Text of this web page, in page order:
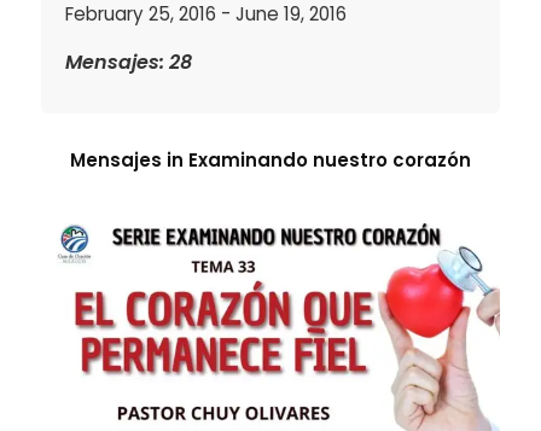
February 25, 2016 - June 19, 2016
Mensajes: 28
Mensajes in Examinando nuestro corazón